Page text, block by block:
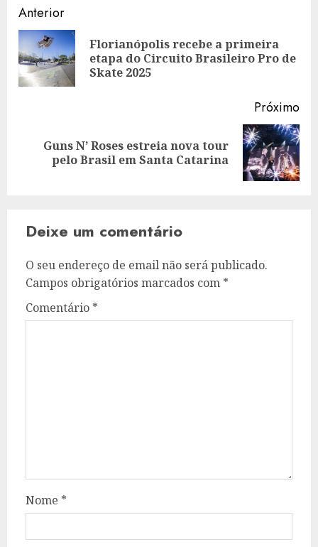
Navegação
de
artigos
Anterior
Florianópolis recebe a primeira
etapa do Circuito Brasileiro Pro de
Skate 2025
Próximo
Artigo
seguinte:
Guns N’ Roses estreia nova tour
pelo Brasil em Santa Catarina
Deixe um comentário
O seu endereço de email não será publicado.
Campos obrigatórios marcados com *
Comentário *
Nome *